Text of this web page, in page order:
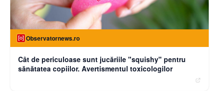
Observatornews.ro
Cât de periculoase sunt jucăriile "squishy" pentru
sănătatea copiilor. Avertismentul toxicologilor